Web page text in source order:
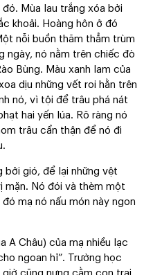
Mùa lau trắng xóa bời
khoải. Hoàng hôn ở đó
nỗi buồn thăm thẳm trùm
ngày, nó nằm trên chiếc đò
Bùng. Màu xanh lam của
dịu những vết roi hằn trên
nó, vì tội để trâu phá nát
hai yến lúa. Rõ ràng nó
trâu cẩn thận để nó đi
bởi gió, để lại những vệt
mặn. Nó đói và thèm một
mạ nó nấu món này ngon
A Châu) của mạ nhiều lạc
ngoan hỉ”. Trường học